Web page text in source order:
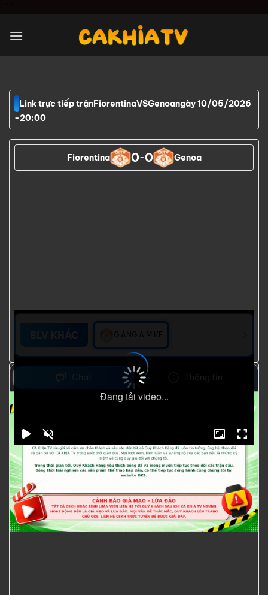
nội
Link trực tiếp trậnFiorentinaVSGenoangày 10/05/2026
-20:00
Fiorentina 0-0 Genoa
Đang tải video...
BLV KHÁC GIÀNG A MIKE
Chat Thông tin